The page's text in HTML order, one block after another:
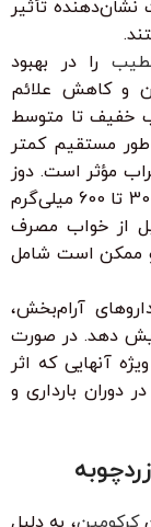
نشان‌دهنده تأثیر
را در بهبود
و کاهش علائم
خفیف تا متوسط
مستقیم کمتر
مؤثر است. دوز
بین 300 تا 600 میلی‌گرم
30 تا 60 دقیقه قبل از خواب مصرف
ممکن است شامل
آرام‌بخش،
دهد. در صورت
آنهایی که اثر
دوران بارداری و